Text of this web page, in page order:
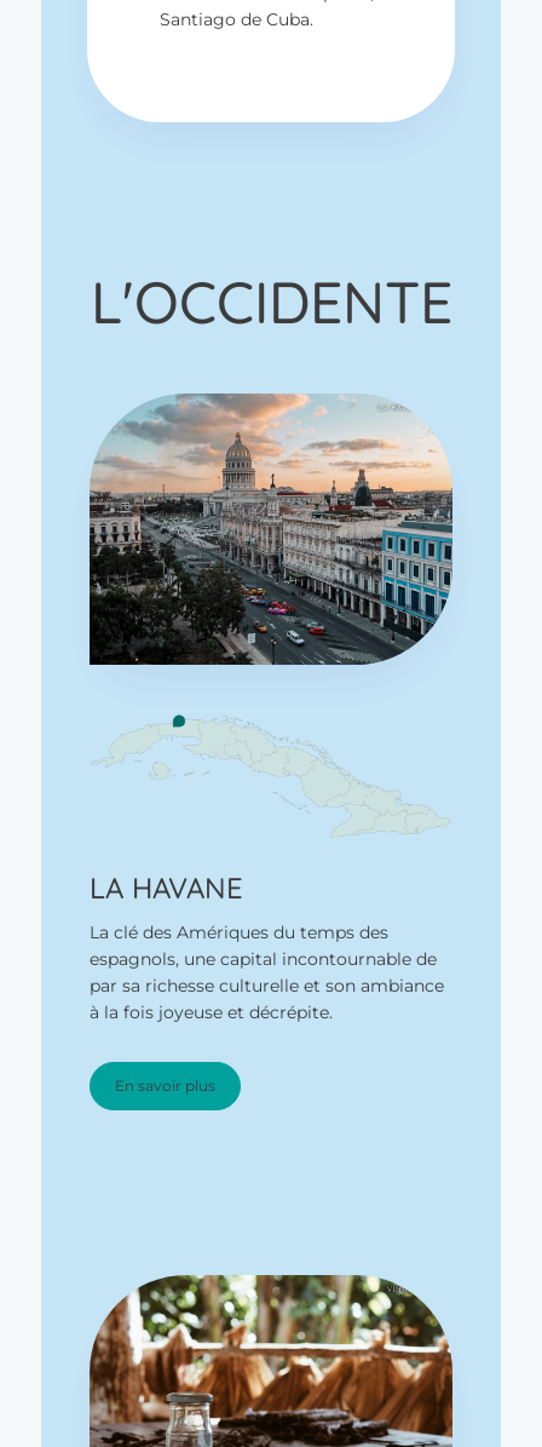
Santiago de Cuba.
L'OCCIDENTE
LA HAVANE
La clé des Amériques du temps des
espagnols, une capital incontournable de
par sa richesse culturelle et son ambiance
à la fois joyeuse et décrépite.
En savoir plus